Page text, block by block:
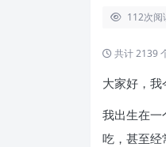
112次阅
共计 2139
大家好，我
我出生在一
吃，甚至经